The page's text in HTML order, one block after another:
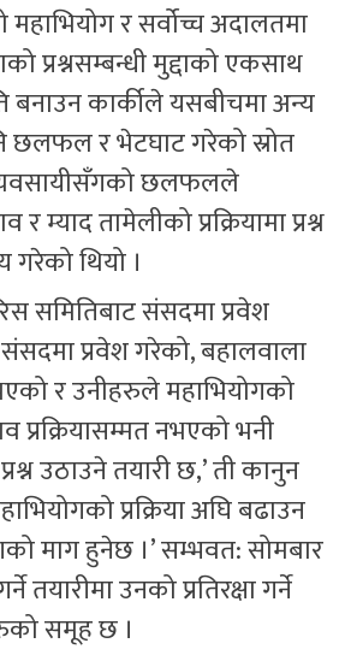
र सर्वोच्च अदालतमा
प्रश्नसम्बन्धी मुद्दाको एकसाथ
बनाउन कार्कीले यसबीचमा अन्य
र भेटघाट गरेको स्रोत
छलफलले
र म्याद तामेलीको प्रक्रियामा प्रश्न
थियो ।
समितिबाट संसदमा प्रवेश
प्रवेश गरेको, बहालवाला
र उनीहरुले महाभियोगको
प्रक्रियासम्मत नभएको भनी
उठाउने तयारी छ,’ ती कानुन
प्रक्रिया अघि बढाउन
माग हुनेछ ।’ सम्भवत: सोमबार
तयारीमा उनको प्रतिरक्षा गर्ने
समूह छ ।